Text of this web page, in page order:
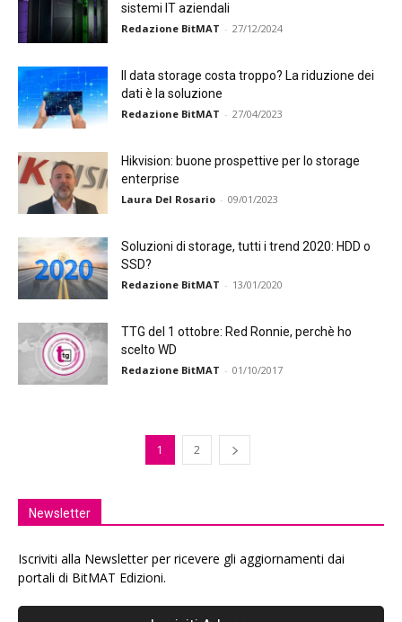
sistemi IT aziendali
Redazione BitMAT - 27/12/2024
Il data storage costa troppo? La riduzione dei
dati è la soluzione
Redazione BitMAT - 27/04/2023
Hikvision: buone prospettive per lo storage
enterprise
Laura Del Rosario - 09/01/2023
Soluzioni di storage, tutti i trend 2020: HDD o
SSD?
Redazione BitMAT - 13/01/2020
TTG del 1 ottobre: Red Ronnie, perchè ho
scelto WD
Redazione BitMAT - 01/10/2017
1 2
Newsletter
Iscriviti alla Newsletter per ricevere gli aggiornamenti dai
portali di BitMAT Edizioni.